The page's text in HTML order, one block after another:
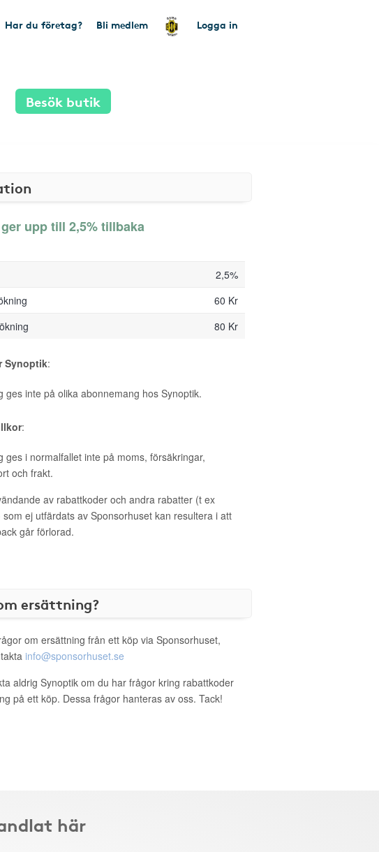
Har du företag? Bli medlem Logga in
Besök butik
upp till 2,5% tillbaka
2,5%
60 Kr
80 Kr
Synoptik:
ges inte på olika abonnemang hos Synoptik.
:
ges i normalfallet inte på moms, försäkringar,
och frakt.
av rabattkoder och andra rabatter (t ex
som ej utfärdats av Sponsorhuset kan resultera i att
går förlorad.
ersättning?
om ersättning från ett köp via Sponsorhuset,
info@sponsorhuset.se
aldrig Synoptik om du har frågor kring rabattkoder
på ett köp. Dessa frågor hanteras av oss. Tack!
här